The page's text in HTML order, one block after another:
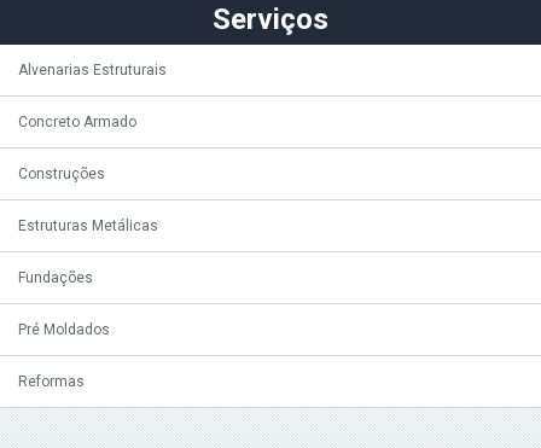
Serviços
Alvenarias Estruturais
Concreto Armado
Construções
Estruturas Metálicas
Fundações
Pré Moldados
Reformas